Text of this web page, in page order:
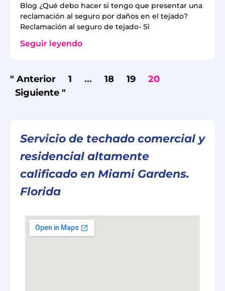
Blog ¿Qué debo hacer si tengo que presentar una
reclamación al seguro por daños en el tejado?
Reclamación al seguro de tejado- Si
Seguir leyendo
" Anterior 1 ... 18 19
20
Siguiente "
Servicio de techado comercial y
residencial altamente
calificado en Miami Gardens.
Florida